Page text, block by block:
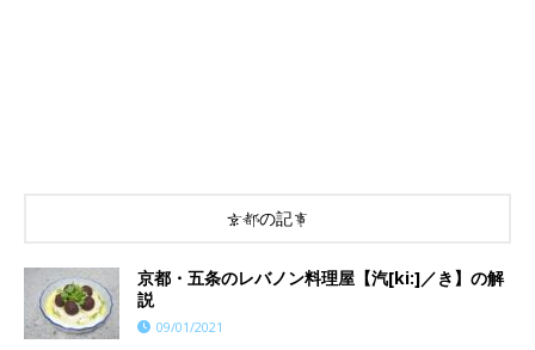
京都の記事
京都・五条のレバノン料理屋【汽[ki:]／き】の解
説
09/01/2021